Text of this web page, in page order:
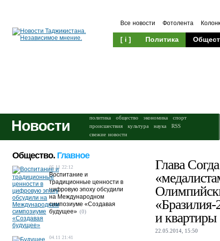
Все новости Фотолента
[ i ] Политика
Новости политика общество экономика
спорт
происшествия
культура наука
RSS
свежие новости
Глава
и квартиры
22.05.2014, 15:50
Общество. Главное
05.11 22:12
Воспитание и
традиционные ценности в
цифровую эпоху обсудили
на Международном
симпозиуме «Создавая
будущее» (0)
04.11 21:41